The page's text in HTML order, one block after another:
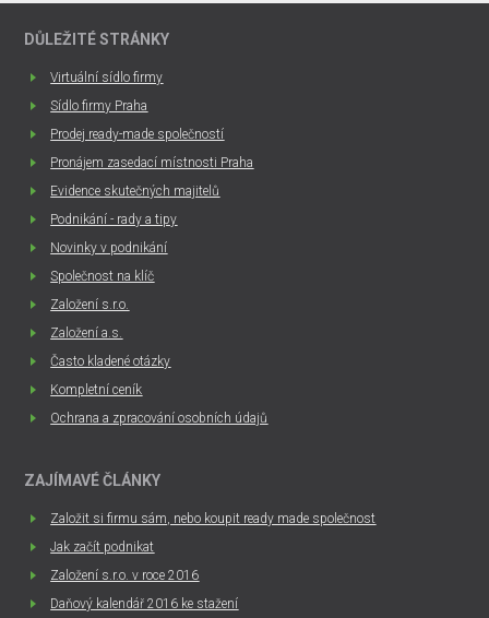
DŮLEŽITÉ STRÁNKY
Virtuální sídlo firmy
Sídlo firmy Praha
Prodej ready-made společností
Pronájem zasedací místnosti Praha
Evidence skutečných majitelů
Podnikání - rady a tipy
Novinky v podnikání
Společnost na klíč
Založení s.r.o.
Založení a.s.
Často kladené otázky
Kompletní ceník
Ochrana a zpracování osobních údajů
ZAJÍMAVÉ ČLÁNKY
Založit si firmu sám, nebo koupit ready made společnost
Jak začít podnikat
Založení s.r.o. v roce 2016
Daňový kalendář 2016 ke stažení